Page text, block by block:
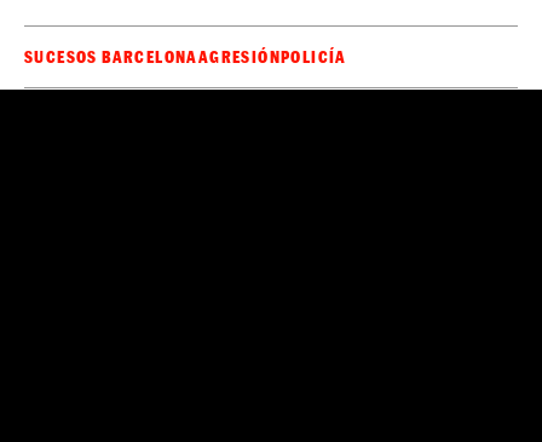
SUCESOS BARCELONAAGRESIÓNPOLICÍA